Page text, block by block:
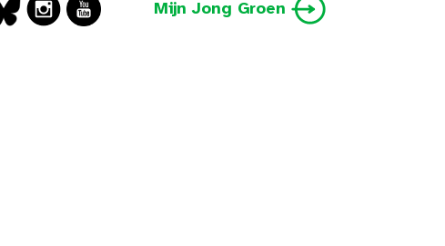
Mijn Jong Groen